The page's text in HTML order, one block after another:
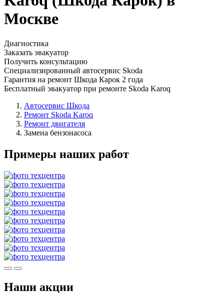
Москве
Диагностика
Заказать эвакуатор
Получить консультацию
Специализированный автосервис Skoda
Гарантия на ремонт Шкода Карок 2 года
Бесплатный эвакуатор при ремонте Skoda Karoq
Автосервис Шкода
Ремонт Skoda Karoq
Ремонт двигателя
Замена бензонасоса
Примеры наших работ
Наши акции